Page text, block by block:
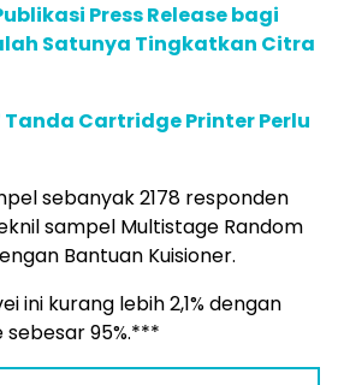
Press Release bagi
Satunya Tingkatkan Citra
Cartridge Printer Perlu
sebanyak 2178 responden
sampel Multistage Random
Bantuan Kuisioner.
ini kurang lebih 2,1% dengan
95%.***